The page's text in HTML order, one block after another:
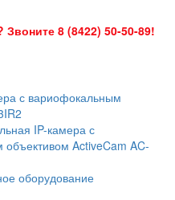
8 (8422) 50-50-89!
IP-камера с
ActiveCam AC-
оборудование